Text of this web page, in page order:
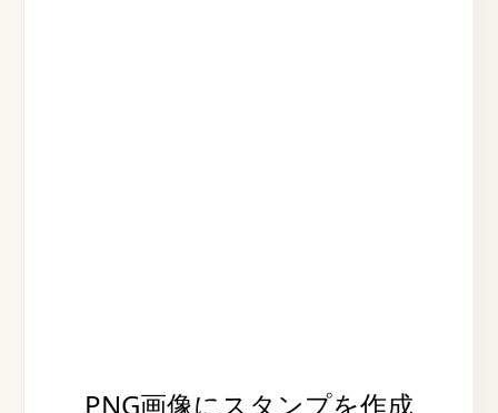
PNG画像にスタンプを作成